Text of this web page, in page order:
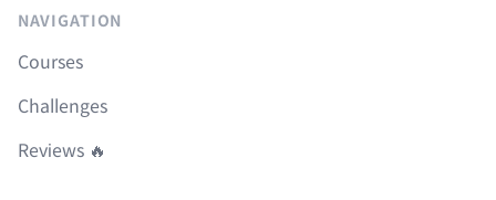
NAVIGATION
Courses
Challenges
Reviews 🔥